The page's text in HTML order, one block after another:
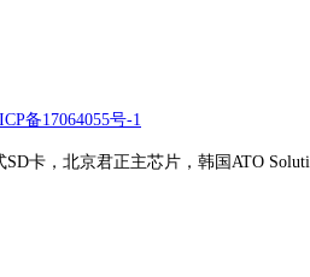
备17064055号-1
卡，北京君正主芯片，韩国ATO